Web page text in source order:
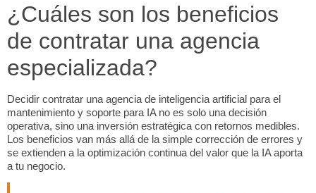
¿Cuáles son los beneficios
de contratar una agencia
especializada?
Decidir contratar una agencia de inteligencia artificial para el
mantenimiento y soporte para IA no es solo una decisión
operativa, sino una inversión estratégica con retornos medibles.
Los beneficios van más allá de la simple corrección de errores y
se extienden a la optimización continua del valor que la IA aporta
a tu negocio.